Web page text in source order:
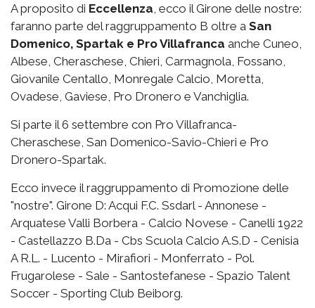
A proposito di Eccellenza , ecco il Girone delle nostre:
faranno parte del raggruppamento B oltre a San
Domenico, Spartak e Pro Villafranca anche Cuneo,
Albese, Cheraschese, Chieri, Carmagnola, Fossano,
Giovanile Centallo, Monregale Calcio, Moretta,
Ovadese, Gaviese, Pro Dronero e Vanchiglia.
Si parte il 6 settembre con Pro Villafranca-
Cheraschese, San Domenico-Savio-Chieri e Pro
Dronero-Spartak.
Ecco invece il raggruppamento di Promozione delle
"nostre". Girone D: Acqui F.C. Ssdarl - Annonese -
Arquatese Valli Borbera - Calcio Novese - Canelli 1922
- Castellazzo B.Da - Cbs Scuola Calcio A.S.D - Cenisia
A R.L. - Lucento - Mirafiori - Monferrato - Pol.
Frugarolese - Sale - Santostefanese - Spazio Talent
Soccer - Sporting Club Beiborg.